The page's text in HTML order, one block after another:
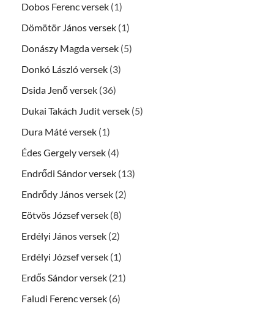
Dobos Ferenc versek (1)
Dömötör János versek (1)
Donászy Magda versek (5)
Donkó László versek (3)
Dsida Jenő versek (36)
Dukai Takách Judit versek (5)
Dura Máté versek (1)
Édes Gergely versek (4)
Endrődi Sándor versek (13)
Endrődy János versek (2)
Eötvös József versek (8)
Erdélyi János versek (2)
Erdélyi József versek (1)
Erdős Sándor versek (21)
Faludi Ferenc versek (6)